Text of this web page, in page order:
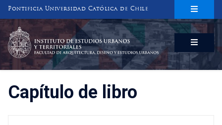
Pontificia Universidad Católica de Chile
INSTITUTO DE ESTUDIOS URBANOS
Y TERRITORIALES
FACULTAD DE ARQUITECTURA, DISEÑO Y ESTUDIOS URBANOS
Capítulo de libro